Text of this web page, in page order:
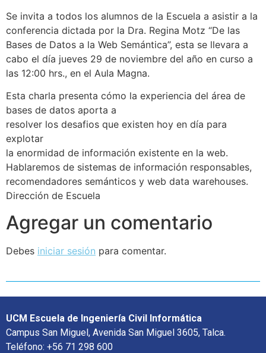
Se invita a todos los alumnos de la Escuela a asistir a la
conferencia dictada por la Dra. Regina Motz “De las
Bases de Datos a la Web Semántica”, esta se llevara a
cabo el día jueves 29 de noviembre del año en curso a
las 12:00 hrs., en el Aula Magna.
Esta charla presenta cómo la experiencia del área de
bases de datos aporta a
resolver los desafios que existen hoy en día para
explotar
la enormidad de información existente en la web.
Hablaremos de sistemas de información responsables,
recomendadores semánticos y web data warehouses.
Dirección de Escuela
Agregar un comentario
Debes iniciar sesión para comentar.
UCM Escuela de Ingeniería Civil Informática
Campus San Miguel, Avenida San Miguel 3605, Talca.
Teléfono: +56 71 298 600